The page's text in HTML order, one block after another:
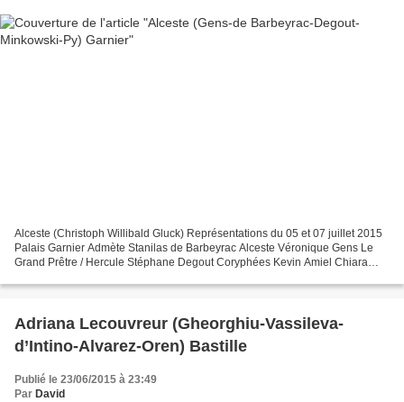
Alceste (Christoph Willibald Gluck) Représentations du 05 et 07 juillet 2015
Palais Garnier Admète Stanilas de Barbeyrac Alceste Véronique Gens Le
Grand Prêtre / Hercule Stéphane Degout Coryphées Kevin Amiel Chiara
Adriana Lecouvreur (Gheorghiu-Vassileva-
d’Intino-Alvarez-Oren) Bastille
Publié le 23/06/2015 à 23:49
Par David